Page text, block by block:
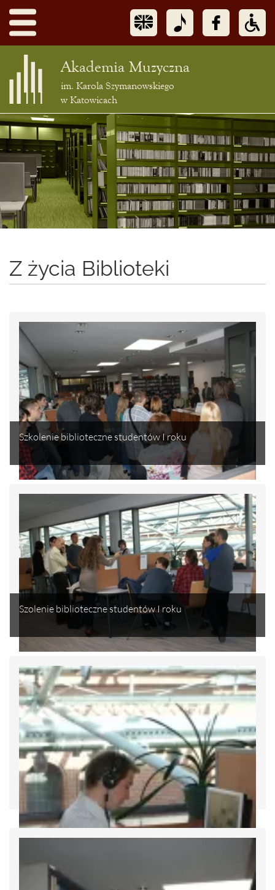
Akademia Muzyczna
im. Karola Szymanowskiego
w Katowicach
Z życia Biblioteki
Szkolenie biblioteczne studentów I roku
Szolenie biblioteczne studentów I roku